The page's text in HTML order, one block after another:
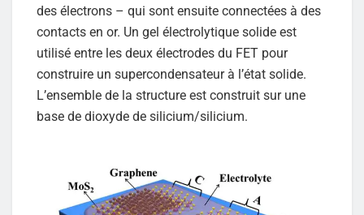
des électrons – qui sont ensuite connectées à des
contacts en or. Un gel électrolytique solide est
utilisé entre les deux électrodes du FET pour
construire un supercondensateur à l’état solide.
L’ensemble de la structure est construit sur une
base de dioxyde de silicium/silicium.